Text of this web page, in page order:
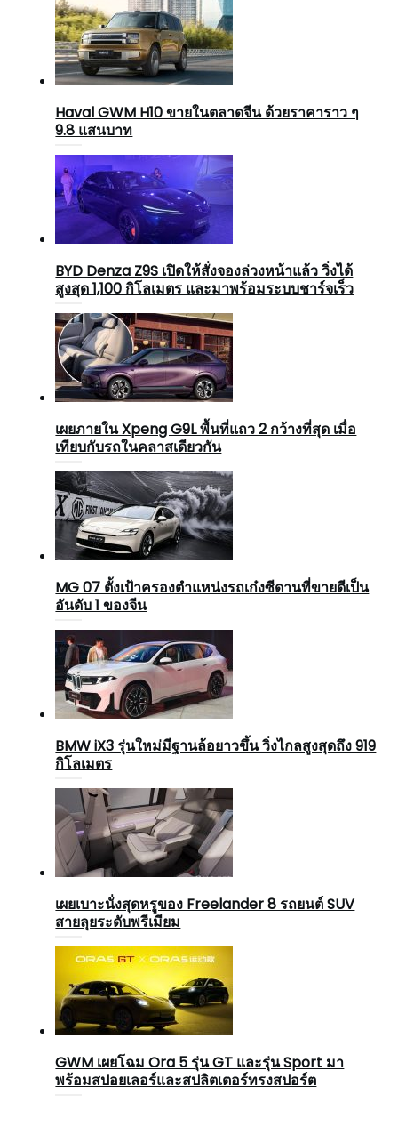
Haval GWM H10 ขายในตลาดจีน ด้วยราคาราว ๆ
9.8 แสนบาท
BYD Denza Z9S เปิดให้สั่งจองล่วงหน้าแล้ว วิ่งได้
สูงสุด 1,100 กิโลเมตร และมาพร้อมระบบชาร์จเร็ว
เผยภายใน Xpeng G9L พื้นที่แถว 2 กว้างที่สุด เมื่อ
เทียบกับรถในคลาสเดียวกัน
MG 07 ตั้งเป้าครองตำแหน่งรถเก๋งซีดานที่ขายดีเป็น
อันดับ 1 ของจีน
BMW iX3 รุ่นใหม่มีฐานล้อยาวขึ้น วิ่งไกลสูงสุดถึง 919
กิโลเมตร
เผยเบาะนั่งสุดหรูของ Freelander 8 รถยนต์ SUV
สายลุยระดับพรีเมียม
GWM เผยโฉม Ora 5 รุ่น GT และรุ่น Sport มา
พร้อมสปอยเลอร์และสปลิตเตอร์ทรงสปอร์ต